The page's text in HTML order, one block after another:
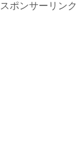
スポンサーリンク